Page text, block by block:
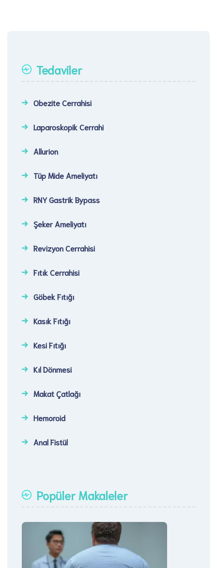
Tedaviler
Obezite Cerrahisi
Laparoskopik Cerrahi​
Allurion
Tüp Mide Ameliyatı
RNY Gastrik Bypass
Şeker Ameliyatı​
Revizyon Cerrahisi​
Fıtık Cerrahisi​
Göbek Fıtığı​
Kasık Fıtığı​
Kesi Fıtığı​
Kıl Dönmesi
Makat Çatlağı
Hemoroid
Anal Fistül
Popüler Makaleler